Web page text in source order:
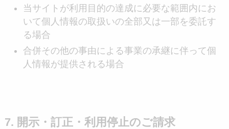
当サイトが利用目的の達成に必要な範囲内にお
いて個人情報の取扱いの全部又は一部を委託す
る場合
合併その他の事由による事業の承継に伴って個
人情報が提供される場合
7. 開示・訂正・利用停止のご請求